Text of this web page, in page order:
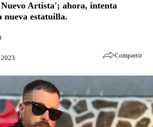
Artista'; ahora, intenta
nueva estatuilla.
Compartir